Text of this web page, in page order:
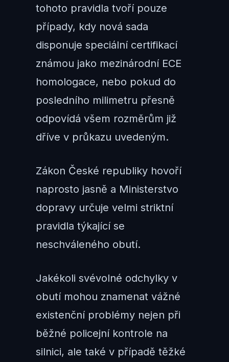
tohoto pravidla tvoří pouze
případy, kdy nová sada
disponuje speciální certifikací
známou jako mezinárodní ECE
homologace, nebo pokud do
posledního milimetru přesně
odpovídá všem rozměrům již
dříve v průkazu uvedeným.
Zákon České republiky hovoří
naprosto jasně a Ministerstvo
dopravy určuje velmi striktní
pravidla týkající se
neschváleného obutí.
Jakékoli svévolné odchylky v
obutí mohou znamenat vážné
existenční problémy nejen při
běžné policejní kontrole na
silnici, ale také v případě těžké